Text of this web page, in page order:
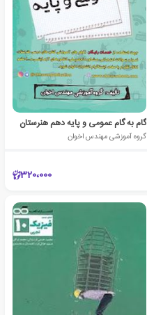
گام به گام عمومی و پایه دهم هنرستان
گروه آموزشی مهندس اخوان
320،000